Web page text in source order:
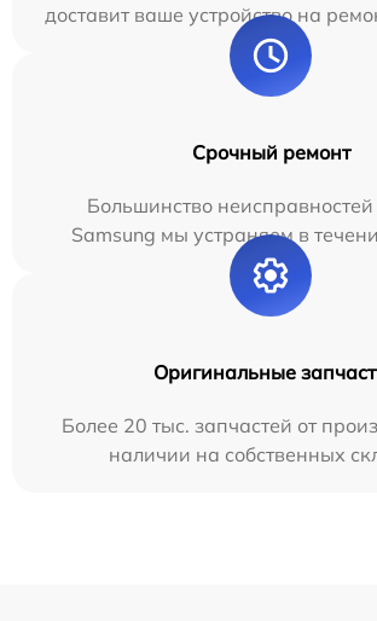
доставит ваше устройство на
Срочный ремонт
Большинство неисправностей
Samsung мы устраняем в
Оригинальные
Более 20 тыс. запчастей от
наличии на собственных